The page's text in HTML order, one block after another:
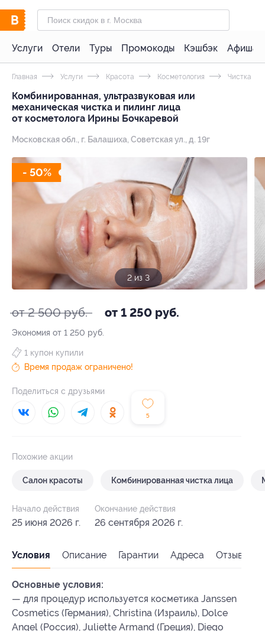
Услуги Отели Туры Промокоды Кэшбэк Афиша
Главная Услуги Красота Косметология Чистка
Комбинированная, ультразвуковая или
механическая чистка и пилинг лица
от косметолога Ирины Бочкаревой
Московская обл., г. Балашиха, Советская ул., д. 19г
- 50%
2 из 3
от 2 500 руб. от 1 250 руб.
Экономия от 1 250 руб.
5
1 купон купили
Время продаж ограничено!
Поделиться с друзьями
Похожие акции
Салон красоты Комбинированная чистка лица
Начало действия
25 июня 2026 г.
Окончание действия
26 сентября 2026 г.
Условия Описание Гарантии Адреса Отзывы
Основные условия:
— для процедур используется косметика Janssen
Cosmetics (Германия), Christina (Израиль), Dolce
Angel (Россия), Juliette Armand (Греция), Diego